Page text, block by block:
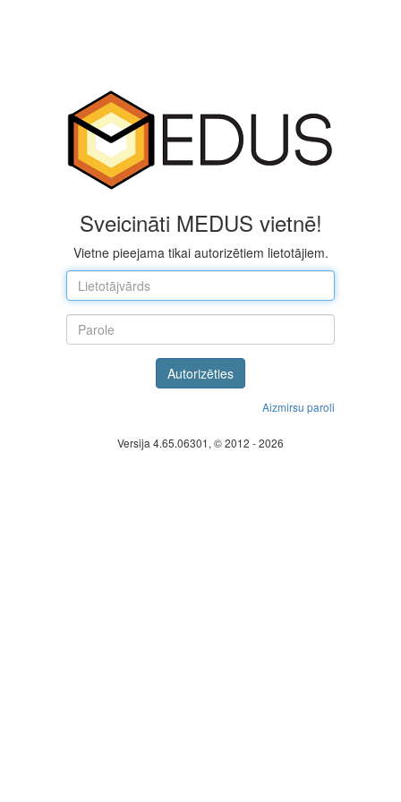
Sveicināti MEDUS vietnē!
Vietne pieejama tikai autorizētiem lietotājiem.
Autorizēties
Aizmirsu paroli
Versija 4.65.06301, © 2012 - 2026